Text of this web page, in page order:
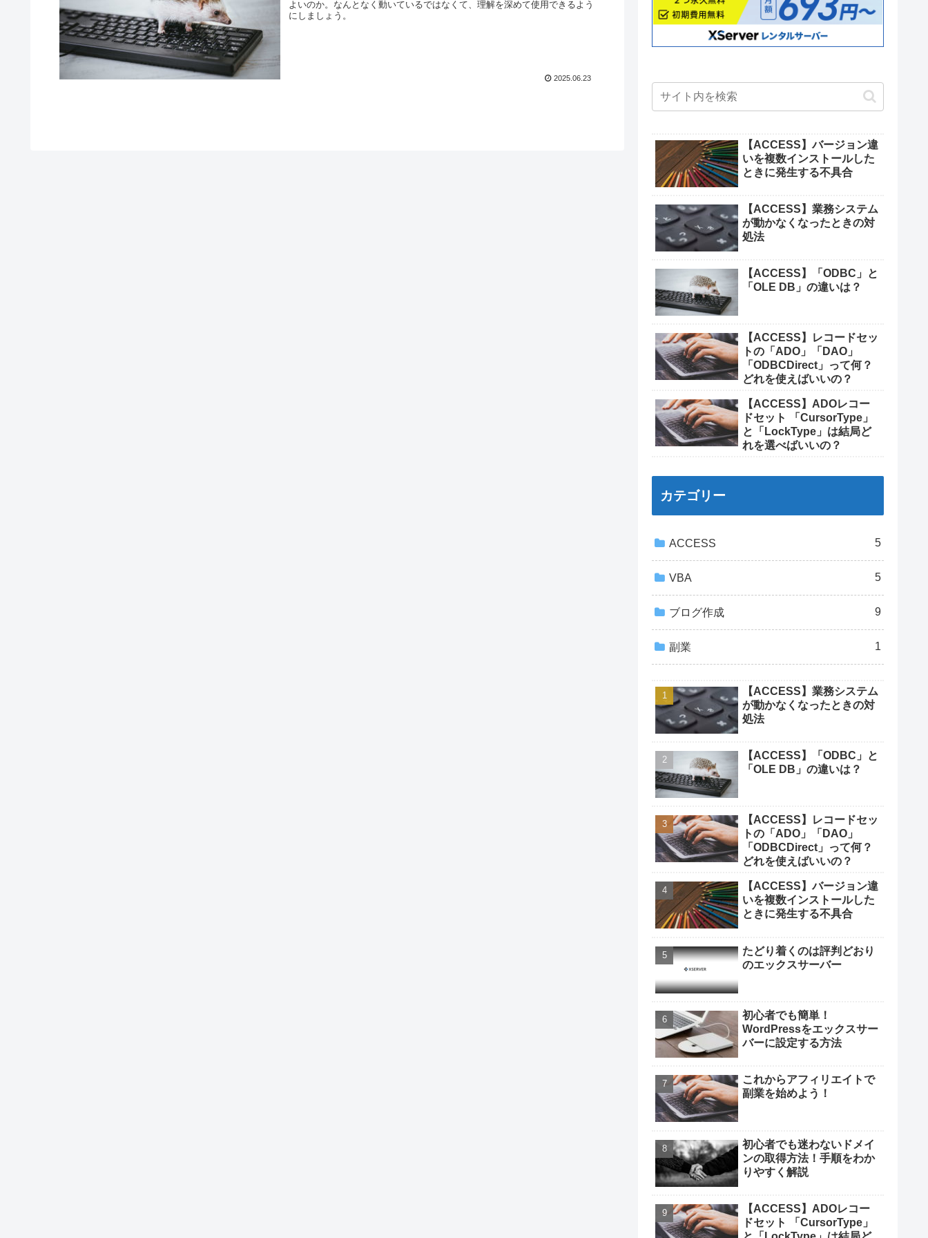
よいのか。なんとなく動いているではなくて、理解を深めて使用できるよう
にしましょう。
2025.06.23
【ACCESS】バージョン違
いを複数インストールした
ときに発生する不具合
【ACCESS】業務システム
が動かなくなったときの対
処法
【ACCESS】「ODBC」と
「OLE DB」の違いは？
【ACCESS】レコードセッ
トの「ADO」「DAO」
「ODBCDirect」って何？
どれを使えばいいの？
【ACCESS】ADOレコー
ドセット 「CursorType」
と「LockType」は結局ど
れを選べばいいの？
カテゴリー
ACCESS 5
VBA 5
ブログ作成 9
副業 1
【ACCESS】業務システム
が動かなくなったときの対
処法
【ACCESS】「ODBC」と
「OLE DB」の違いは？
【ACCESS】レコードセッ
トの「ADO」「DAO」
「ODBCDirect」って何？
どれを使えばいいの？
【ACCESS】バージョン違
いを複数インストールした
ときに発生する不具合
たどり着くのは評判どおり
のエックスサーバー
初心者でも簡単！
WordPressをエックスサー
バーに設定する方法
これからアフィリエイトで
副業を始めよう！
初心者でも迷わないドメイ
ンの取得方法！手順をわか
りやすく解説
【ACCESS】ADOレコー
ドセット 「CursorType」